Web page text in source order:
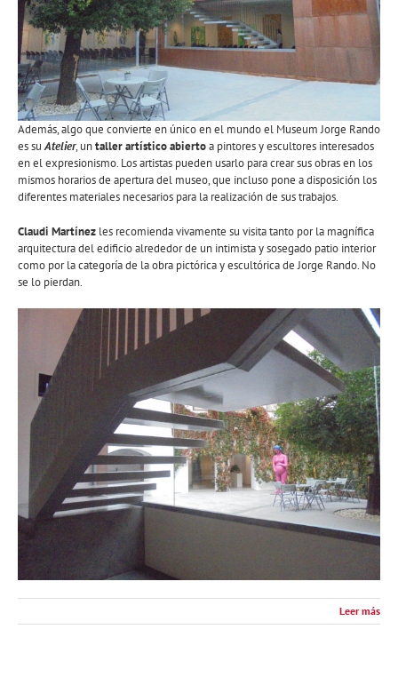
Además, algo que convierte en único en el mundo el Museum Jorge Rando
es suAtelier, untaller artístico abiertoa pintores y escultores interesados
en el expresionismo. Los artistas pueden usarlo para crear sus obras en los
mismos horarios de apertura del museo, que incluso pone a disposición los
diferentes materiales necesarios para la realización de sus trabajos.
Claudi Martínez les recomienda vivamente su visita tanto por la magnífica
arquitectura del edificio alrededor de un intimista y sosegado patio interior
como por la categoría de la obra pictórica y escultórica de Jorge Rando. No
se lo pierdan.
Leer más